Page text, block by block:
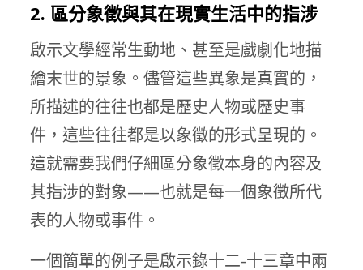
2. 區分象徵與其在現實生活中的指涉
啟示文學經常生動地、甚至是戲劇化地描
繪末世的景象。儘管這些異象是真實的，
所描述的往往也都是歷史人物或歷史事
件，這些往往都是以象徵的形式呈現的。
這就需要我們仔細區分象徵本身的內容及
其指涉的對象——也就是每一個象徵所代
表的人物或事件。
一個簡單的例子是啟示錄十二-十三章中兩